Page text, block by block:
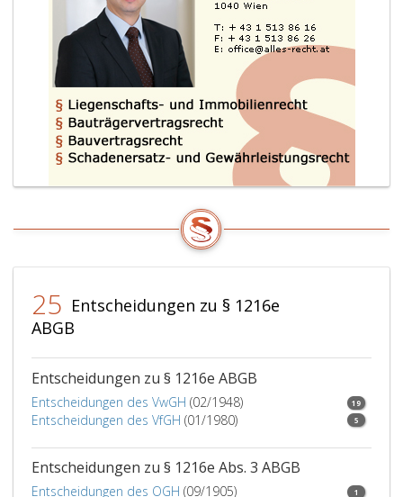
25 Entscheidungen zu § 1216e
ABGB
Entscheidungen zu § 1216e ABGB
Entscheidungen des VwGH (02/1948) 19
Entscheidungen des VfGH (01/1980) 5
Entscheidungen zu § 1216e Abs. 3 ABGB
Entscheidungen des OGH (09/1905) 1